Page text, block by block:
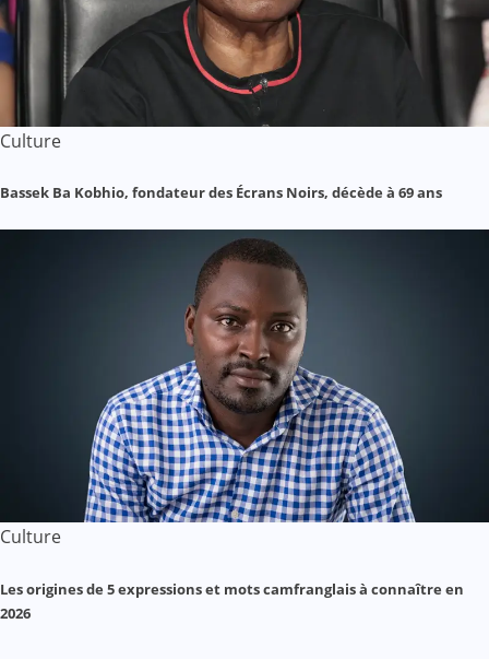
Culture
Bassek Ba Kobhio, fondateur des Écrans Noirs, décède à 69 ans
Culture
Les origines de 5 expressions et mots camfranglais à connaître en
2026